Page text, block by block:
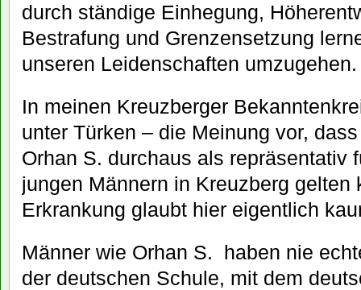
durch ständige Einhegung,
Bestrafung und Grenzensetzung
unseren Leidenschaften umzugehen.
In meinen Kreuzberger
unter Türken – die Meinung vor,
Orhan S. durchaus als repräsentativ
jungen Männern in Kreuzberg gelten
Erkrankung glaubt hier eigentlich
Männer wie Orhan S. haben nie
der deutschen Schule, mit dem